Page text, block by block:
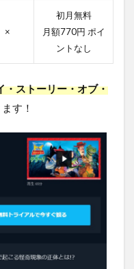
×
初月無料
月額770円 ポイ
ントなし
・ストーリー・オブ・
す！